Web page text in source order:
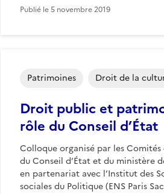
Publié le5 novembre 2019
Droit public et
rôle du Conseil d’État
Colloque organisé par les Comités
du Conseil d’État et du ministère
en partenariat avec l’Institut des
sociales du Politique (ENS Paris
Patrimoines Droit de la